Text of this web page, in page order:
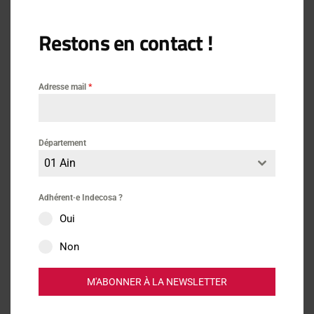
Actus
Lire aussi
Dossier Banques-Assurances
Restons en contact !
Adresse mail *
Département
01 Ain
Adhérent·e Indecosa ?
Oui
Non
M'ABONNER À LA NEWSLETTER